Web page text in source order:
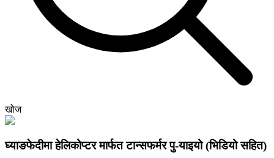
खोज
घ्याङफेदीमा हेलिकोप्टर मार्फत टान्सफर्मर पु-याइयो (भिडियो सहित)